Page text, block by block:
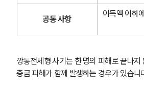
공통 사항
이득액 이하
깡통전세형 사기는 한 명의 피해로 끝나지
증금 피해가 함께 발생하는 경우가 있습니